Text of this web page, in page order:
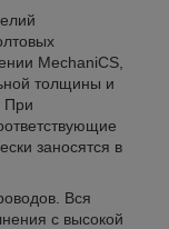
MechaniCS,
толщины и
При
заносятся в
Вся
с высокой